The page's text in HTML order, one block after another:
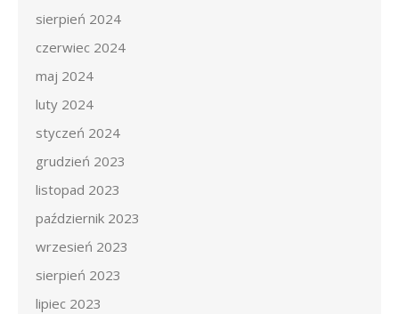
sierpień 2024
czerwiec 2024
maj 2024
luty 2024
styczeń 2024
grudzień 2023
listopad 2023
październik 2023
wrzesień 2023
sierpień 2023
lipiec 2023